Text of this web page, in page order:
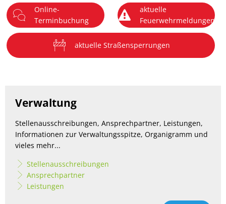
Menü
Online-
Terminbuchung
aktuelle
Feuerwehrmeldungen
aktuelle Straßensperrungen
Verbandsgemeinde
Landstuhl
Verwaltung
Stellenausschreibungen, Ansprechpartner, Leistungen,
Informationen zur Verwaltungsspitze, Organigramm und
vieles mehr...
Stellenausschreibungen
Ansprechpartner
Leistungen